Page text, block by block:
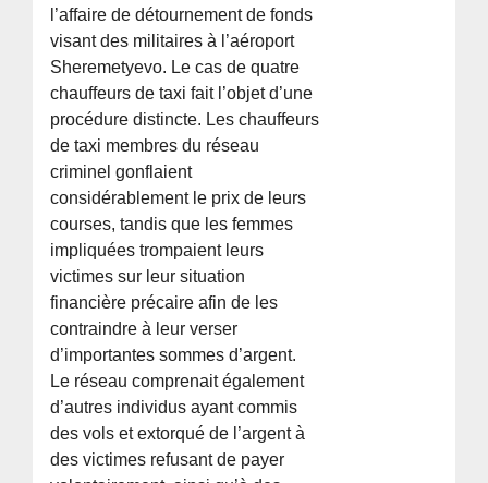
l’affaire de détournement de fonds
visant des militaires à l’aéroport
Sheremetyevo. Le cas de quatre
chauffeurs de taxi fait l’objet d’une
procédure distincte. Les chauffeurs
de taxi membres du réseau
criminel gonflaient
considérablement le prix de leurs
courses, tandis que les femmes
impliquées trompaient leurs
victimes sur leur situation
financière précaire afin de les
contraindre à leur verser
d’importantes sommes d’argent.
Le réseau comprenait également
d’autres individus ayant commis
des vols et extorqué de l’argent à
des victimes refusant de payer